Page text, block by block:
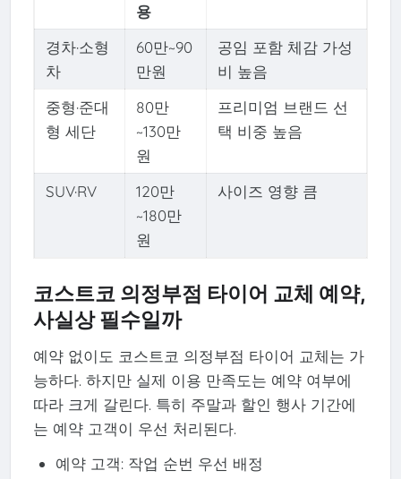
용
경차·소형
차
60만~90
만원
공임 포함 체감 가성
비 높음
중형·준대
형 세단
80만
~130만
원
프리미엄 브랜드 선
택 비중 높음
SUV·RV
120만
~180만
원
사이즈 영향 큼
코스트코 의정부점 타이어 교체 예약,
사실상 필수일까
예약 없이도 코스트코 의정부점 타이어 교체는 가
능하다. 하지만 실제 이용 만족도는 예약 여부에
따라 크게 갈린다. 특히 주말과 할인 행사 기간에
는 예약 고객이 우선 처리된다.
예약 고객: 작업 순번 우선 배정